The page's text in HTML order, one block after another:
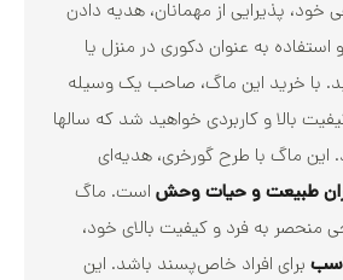
از مهمانان، هدیه دادن
دکوری در منزل یا
ماگ، صاحب یک وسیله
خواهید شد که سالها
طرح گورخری، هدیه‌ای
حیات وحش است. ماگ
و کیفیت بالای خود،
خاص‌پسند باشد. این